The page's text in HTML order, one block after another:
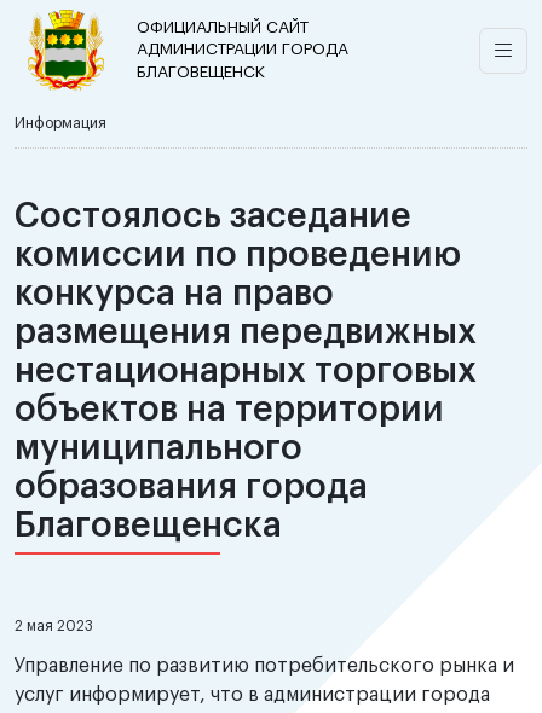
ОФИЦИАЛЬНЫЙ САЙТ
АДМИНИСТРАЦИИ ГОРОДА
БЛАГОВЕЩЕНСК
Информация
Состоялось заседание
комиссии по проведению
конкурса на право
размещения передвижных
нестационарных торговых
объектов на территории
муниципального
образования города
Благовещенска
2 мая 2023
Управление по развитию потребительского рынка и
услуг информирует, что в администрации города